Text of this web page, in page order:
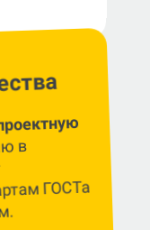
в
ГОСТа